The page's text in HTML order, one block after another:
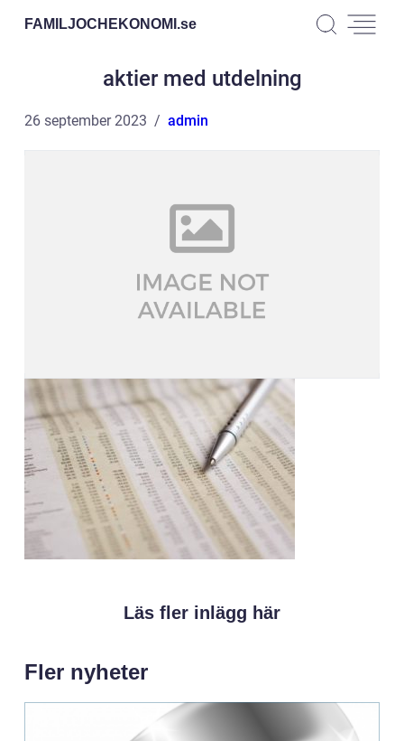
FAMILJOCHEKONOMI.se
aktier med utdelning
26 september 2023 admin
Läs fler inlägg här
Fler nyheter